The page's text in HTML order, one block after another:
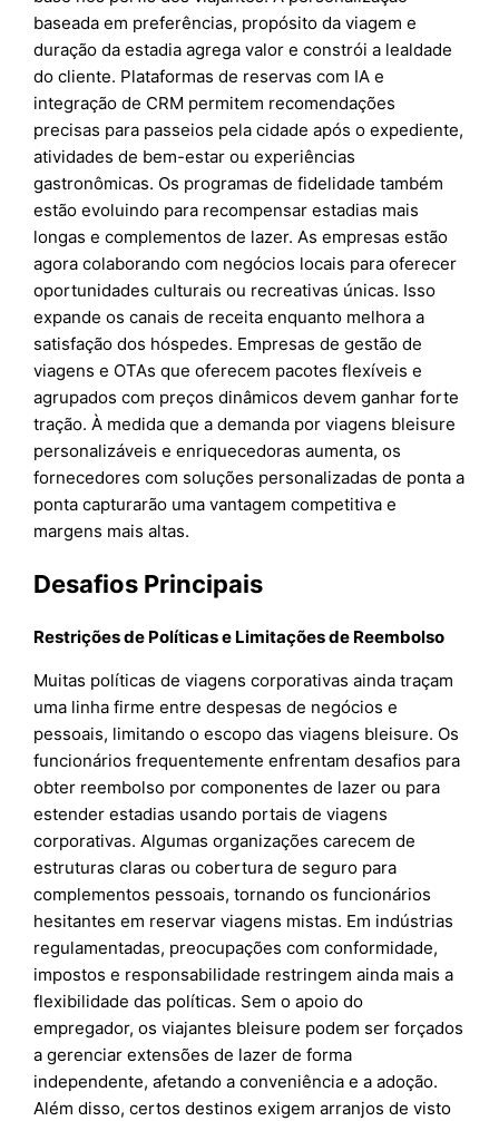
baseada em preferências, propósito da viagem e
duração da estadia agrega valor e constrói a lealdade
do cliente. Plataformas de reservas com IA e
integração de CRM permitem recomendações
precisas para passeios pela cidade após o expediente,
atividades de bem-estar ou experiências
gastronômicas. Os programas de fidelidade também
estão evoluindo para recompensar estadias mais
longas e complementos de lazer. As empresas estão
agora colaborando com negócios locais para oferecer
oportunidades culturais ou recreativas únicas. Isso
expande os canais de receita enquanto melhora a
satisfação dos hóspedes. Empresas de gestão de
viagens e OTAs que oferecem pacotes flexíveis e
agrupados com preços dinâmicos devem ganhar forte
tração. À medida que a demanda por viagens bleisure
personalizáveis e enriquecedoras aumenta, os
fornecedores com soluções personalizadas de ponta a
ponta capturarão uma vantagem competitiva e
margens mais altas.
Desafios Principais
Restrições de Políticas e Limitações de Reembolso
Muitas políticas de viagens corporativas ainda traçam
uma linha firme entre despesas de negócios e
pessoais, limitando o escopo das viagens bleisure. Os
funcionários frequentemente enfrentam desafios para
obter reembolso por componentes de lazer ou para
estender estadias usando portais de viagens
corporativas. Algumas organizações carecem de
estruturas claras ou cobertura de seguro para
complementos pessoais, tornando os funcionários
hesitantes em reservar viagens mistas. Em indústrias
regulamentadas, preocupações com conformidade,
impostos e responsabilidade restringem ainda mais a
flexibilidade das políticas. Sem o apoio do
empregador, os viajantes bleisure podem ser forçados
a gerenciar extensões de lazer de forma
independente, afetando a conveniência e a adoção.
Além disso, certos destinos exigem arranjos de visto